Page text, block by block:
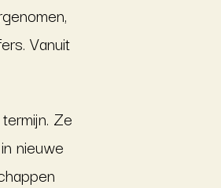
Vanuit
Ze
nieuwe